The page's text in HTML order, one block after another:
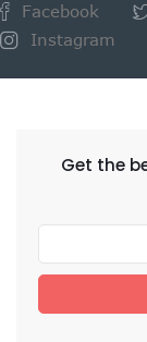
Facebook
Instagram
Get the